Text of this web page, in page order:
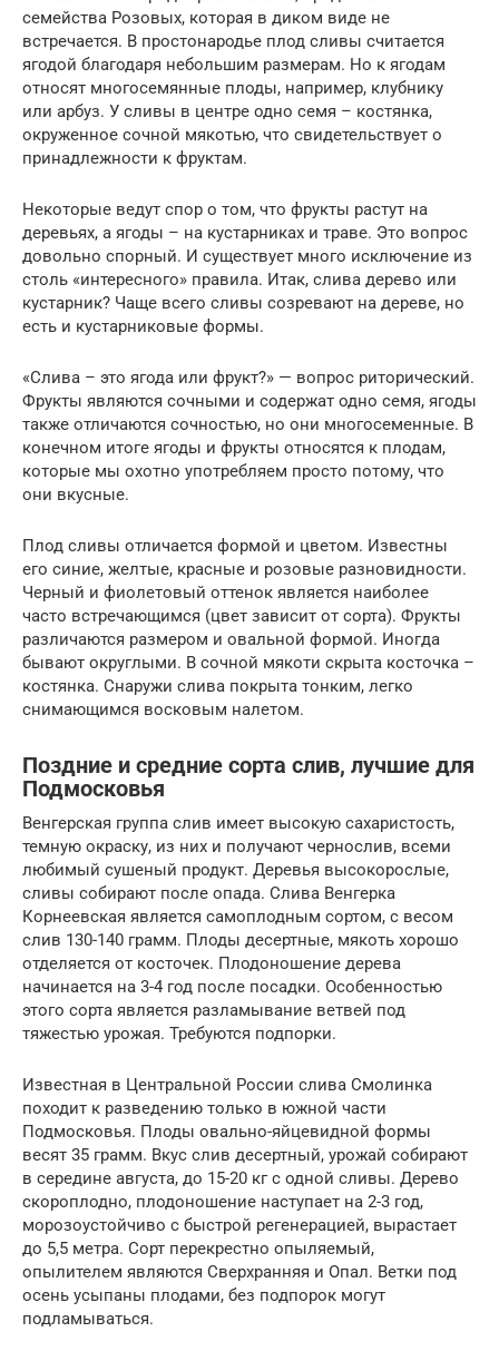
семейства Розовых, которая в диком виде не
встречается. В простонародье плод сливы считается
ягодой благодаря небольшим размерам. Но к ягодам
относят многосемянные плоды, например, клубнику
или арбуз. У сливы в центре одно семя – костянка,
окруженное сочной мякотью, что свидетельствует о
принадлежности к фруктам.
Некоторые ведут спор о том, что фрукты растут на
деревьях, а ягоды – на кустарниках и траве. Это вопрос
довольно спорный. И существует много исключение из
столь «интересного» правила. Итак, слива дерево или
кустарник? Чаще всего сливы созревают на дереве, но
есть и кустарниковые формы.
«Слива – это ягода или фрукт?» — вопрос риторический.
Фрукты являются сочными и содержат одно семя, ягоды
также отличаются сочностью, но они многосеменные. В
конечном итоге ягоды и фрукты относятся к плодам,
которые мы охотно употребляем просто потому, что
они вкусные.
Плод сливы отличается формой и цветом. Известны
его синие, желтые, красные и розовые разновидности.
Черный и фиолетовый оттенок является наиболее
часто встречающимся (цвет зависит от сорта). Фрукты
различаются размером и овальной формой. Иногда
бывают округлыми. В сочной мякоти скрыта косточка –
костянка. Снаружи слива покрыта тонким, легко
снимающимся восковым налетом.
Поздние и средние сорта слив, лучшие для
Подмосковья
Венгерская группа слив имеет высокую сахаристость,
темную окраску, из них и получают чернослив, всеми
любимый сушеный продукт. Деревья высокорослые,
сливы собирают после опада. Слива Венгерка
Корнеевская является самоплодным сортом, с весом
слив 130-140 грамм. Плоды десертные, мякоть хорошо
отделяется от косточек. Плодоношение дерева
начинается на 3-4 год после посадки. Особенностью
этого сорта является разламывание ветвей под
тяжестью урожая. Требуются подпорки.
Известная в Центральной России слива Смолинка
походит к разведению только в южной части
Подмосковья. Плоды овально-яйцевидной формы
весят 35 грамм. Вкус слив десертный, урожай собирают
в середине августа, до 15-20 кг с одной сливы. Дерево
скороплодно, плодоношение наступает на 2-3 год,
морозоустойчиво с быстрой регенерацией, вырастает
до 5,5 метра. Сорт перекрестно опыляемый,
опылителем являются Сверхранняя и Опал. Ветки под
осень усыпаны плодами, без подпорок могут
подламываться.